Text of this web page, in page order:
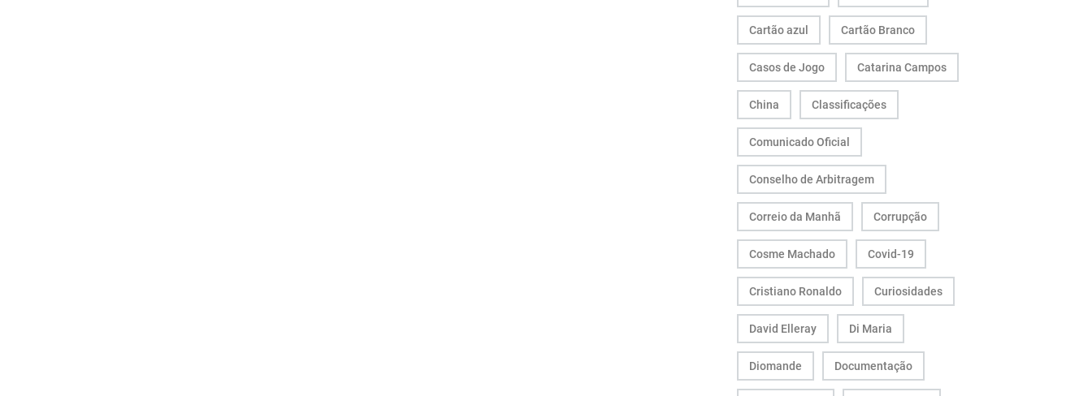
Cartão azul Cartão Branco
Casos de Jogo Catarina Campos
China Classificações
Comunicado Oficial
Conselho de Arbitragem
Correio da Manhã Corrupção
Cosme Machado Covid-19
Cristiano Ronaldo Curiosidades
David Elleray Di Maria
Diomande Documentação